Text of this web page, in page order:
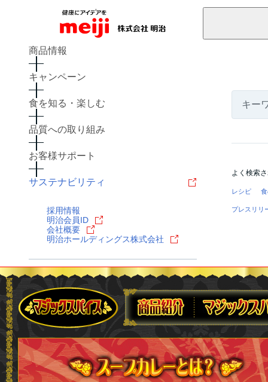
商品情報
キャンペーン
食を知る・楽しむ
品質への取り組み
お客様サポート
サステナビリティ
採用情報
明治会員ID
会社概要
明治ホールディングス株式会社
よく検索
レシピ
プレスリリ